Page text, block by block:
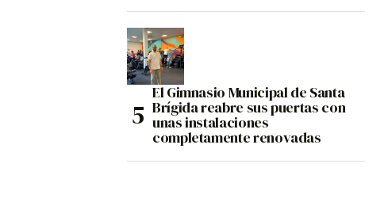
El Gimnasio Municipal de Santa
Brígida reabre sus puertas con
unas instalaciones
completamente renovadas